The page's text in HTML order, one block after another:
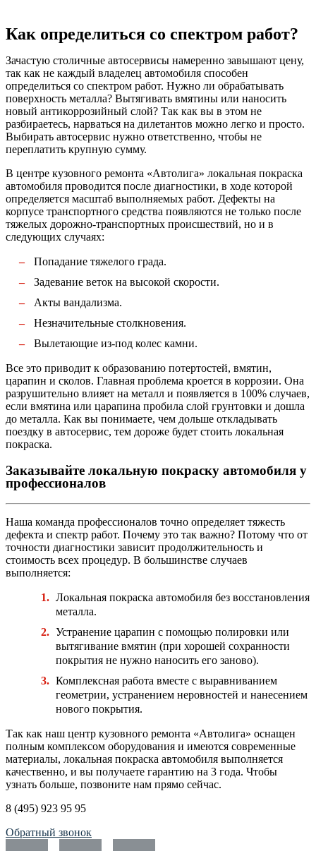
Как определиться со спектром работ?
Зачастую столичные автосервисы намеренно завышают цену,
так как не каждый владелец автомобиля способен
определиться со спектром работ. Нужно ли обрабатывать
поверхность металла? Вытягивать вмятины или наносить
новый антикоррозийный слой? Так как вы в этом не
разбираетесь, нарваться на дилетантов можно легко и просто.
Выбирать автосервис нужно ответственно, чтобы не
переплатить крупную сумму.
В центре кузовного ремонта «Автолига» локальная покраска
автомобиля проводится после диагностики, в ходе которой
определяется масштаб выполняемых работ. Дефекты на
корпусе транспортного средства появляются не только после
тяжелых дорожно-транспортных происшествий, но и в
следующих случаях:
Попадание тяжелого града.
Задевание веток на высокой скорости.
Акты вандализма.
Незначительные столкновения.
Вылетающие из-под колес камни.
Все это приводит к образованию потертостей, вмятин,
царапин и сколов. Главная проблема кроется в коррозии. Она
разрушительно влияет на металл и появляется в 100% случаев,
если вмятина или царапина пробила слой грунтовки и дошла
до металла. Как вы понимаете, чем дольше откладывать
поездку в автосервис, тем дороже будет стоить локальная
покраска.
Заказывайте локальную покраску автомобиля у
профессионалов
Наша команда профессионалов точно определяет тяжесть
дефекта и спектр работ. Почему это так важно? Потому что от
точности диагностики зависит продолжительность и
стоимость всех процедур. В большинстве случаев
выполняется:
Локальная покраска автомобиля без восстановления
металла.
Устранение царапин с помощью полировки или
вытягивание вмятин (при хорошей сохранности
покрытия не нужно наносить его заново).
Комплексная работа вместе с выравниванием
геометрии, устранением неровностей и нанесением
нового покрытия.
Так как наш центр кузовного ремонта «Автолига» оснащен
полным комплексом оборудования и имеются современные
материалы, локальная покраска автомобиля выполняется
качественно, и вы получаете гарантию на 3 года. Чтобы
узнать больше, позвоните нам прямо сейчас.
8 (495) 923 95 95
Обратный звонок